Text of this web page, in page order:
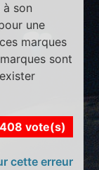
son
une
marques
sont
408 vote(s)
cette erreur